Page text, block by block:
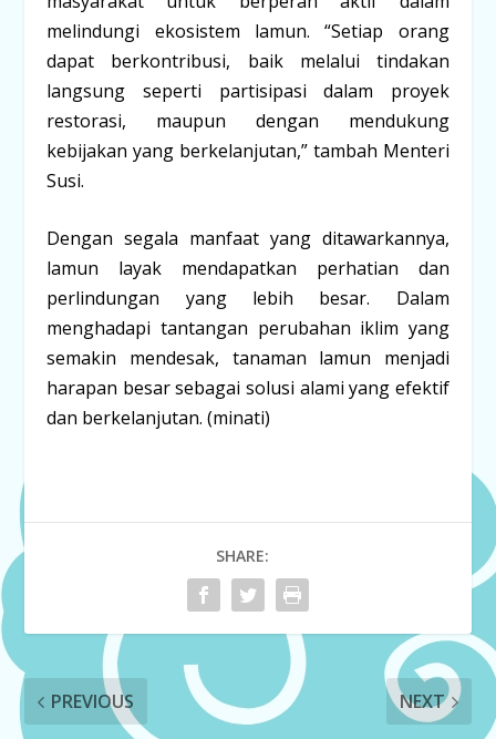
melindungi ekosistem lamun. “Setiap orang
dapat berkontribusi, baik melalui tindakan
langsung seperti partisipasi dalam proyek
restorasi, maupun dengan mendukung
kebijakan yang berkelanjutan,” tambah Menteri
Susi.
Dengan segala manfaat yang ditawarkannya,
lamun layak mendapatkan perhatian dan
perlindungan yang lebih besar. Dalam
menghadapi tantangan perubahan iklim yang
semakin mendesak, tanaman lamun menjadi
harapan besar sebagai solusi alami yang efektif
dan berkelanjutan. (minati)
SHARE:
PREVIOUS NEXT